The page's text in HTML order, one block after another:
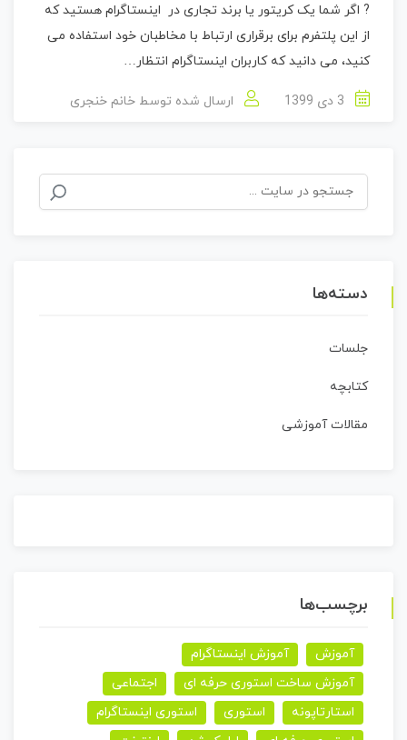
? اگر شما یک کریتور یا برند تجاری در اینستاگرام هستید که
از این پلتفرم برای برقراری ارتباط با مخاطبان خود استفاده می
کنید، می دانید که کاربران اینستاگرام انتظار…
ارسال شده توسط خانم خنجری
جستجو
برای:
دسته‌ها
جلسات
کتابچه
مقالات آموزشی
برچسب‌ها
آموزش
آموزش اینستاگرام
آموزش ساخت استوری حرفه ای
اجتماعی
استارتاپونه
استوری
استوری اینستاگرام